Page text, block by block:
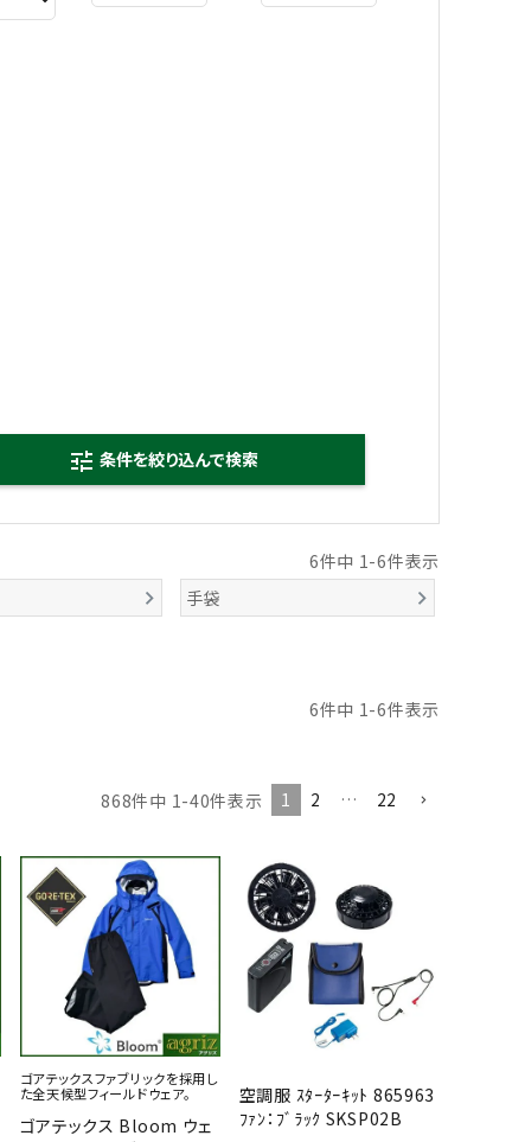
tune 条件を絞り込んで検索
6件中 1-6件表示
手袋
6件中 1-6件表示
868件中 1-40件表示 1 2 … 22
ゴアテックスファブリックを採用し
た全天候型フィールドウェア。
ゴアテックス Bloom ウェ
空調服 ｽﾀｰﾀｰｷｯﾄ 865963
ﾌｧﾝ：ﾌﾞﾗｯｸ SKSP02B